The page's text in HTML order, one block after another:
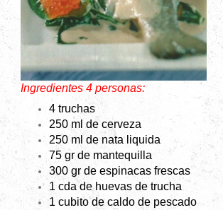
Ingredientes 4 personas:
4 truchas
250 ml de cerveza
250 ml de nata liquida
75 gr de mantequilla
300 gr de espinacas frescas
1 cda de huevas de trucha
1 cubito de caldo de pescado